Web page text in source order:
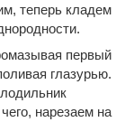
теперь кладем
первый
глазурью.
нарезаем на